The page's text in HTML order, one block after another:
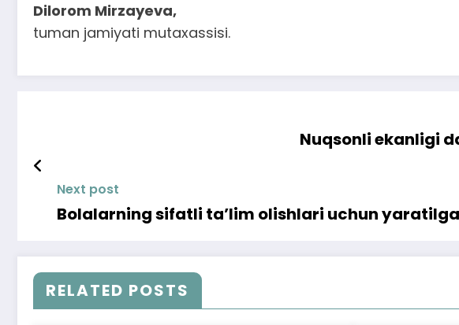
Dilorom Mirzayeva,
tuman jamiyati mutaxassisi.
Nuqsonli ekanligi
Next post
Bolalarning sifatli ta’lim olishlari uchun
RELATED POSTS